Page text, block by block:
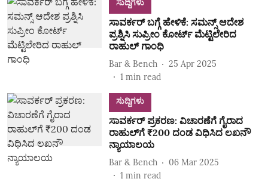
ಸುದ್ದಿಗಳು
ಸಾವರ್ಕರ್ ಬಗ್ಗೆ ಹೇಳಿಕೆ: ಸಮನ್ಸ್ ಆದೇಶ
ಪ್ರಶ್ನಿಸಿ ಸುಪ್ರೀಂ ಕೋರ್ಟ್ ಮೆಟ್ಟಿಲೇರಿದ
ರಾಹುಲ್ ಗಾಂಧಿ
Bar & Bench
25 Apr 2025
1 min read
ಸುದ್ದಿಗಳು
ಸಾವರ್ಕರ್ ಪ್ರಕರಣ: ವಿಚಾರಣೆಗೆ ಗೈರಾದ
ರಾಹುಲ್‌ಗೆ ₹200 ದಂಡ ವಿಧಿಸಿದ ಲಖನೌ
ನ್ಯಾಯಾಲಯ
Bar & Bench
06 Mar 2025
1 min read